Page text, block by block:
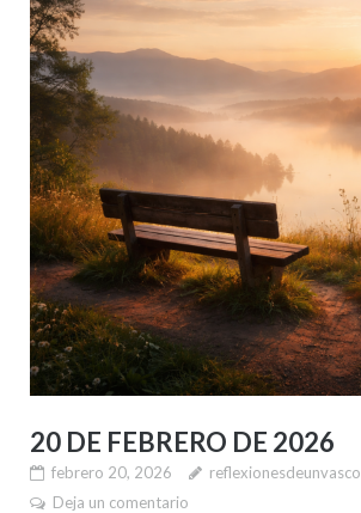
20 DE FEBRERO DE 2026
febrero 20, 2026
reflexionesdeunvasco
Deja un comentario